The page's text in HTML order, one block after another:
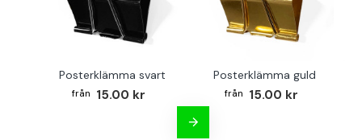
Posterklämma svart
15.00 kr
Posterklämma guld
15.00 kr